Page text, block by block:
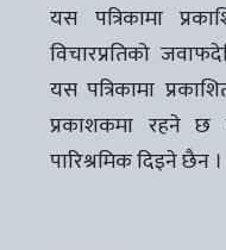
यस पत्रिकामा
विचारप्रतिको
यस पत्रिकामा
प्रकाशकमा रहने छ
पारिश्रमिक दिइने छैन ।